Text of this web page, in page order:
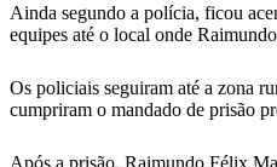
Ainda segundo a polícia, ficou
equipes até o local onde
Os policiais seguiram até a zona
cumpriram o mandado de prisão
Após a prisão, Raimundo Félix